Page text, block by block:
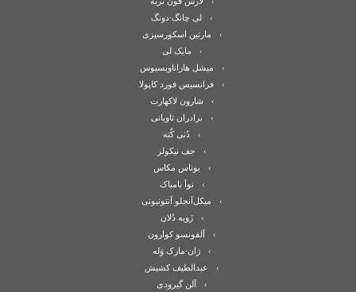
لی چانگ-دونگ
مارتین اسکورسیزی
مایک لی
میشل هازاناویسیوس
فرانسیس فورد کاپولا
شارون لاکهارت
برادران تاویانی
دُنی کُته
جف نیکولز
یوناس مکاس
نوآ بامباک
میکل‌آنجلو آنتونیونی
زَویه دُلان
آلفونسو کوارون
ژان-مارک وَله
عبدالطیف کشیش
آلن گیرودی